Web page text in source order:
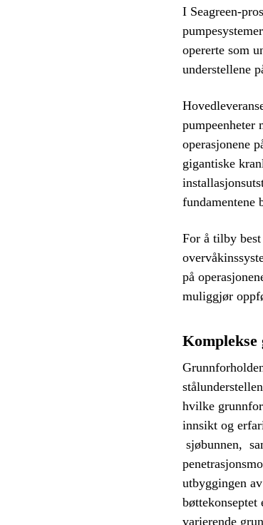
I Seagreen-
opererte som
understellene
pumpeenheter
operasjonene
gigantiske
fundamentene
For å tilby
på
muliggjør
hvilke
innsikt og
sjøbunnen,
utbyggingen
bøttekonseptet
varierende